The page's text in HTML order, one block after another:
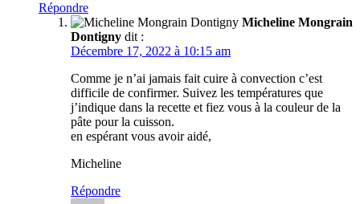
Répondre
Micheline Mongrain
Dontigny dit :
Décembre 17, 2022 à 10:15 am
Comme je n’ai jamais fait cuire à convection c’est
difficile de confirmer. Suivez les températures que
j’indique dans la recette et fiez vous à la couleur de la
pâte pour la cuisson.
en espérant vous avoir aidé,
Micheline
Répondre